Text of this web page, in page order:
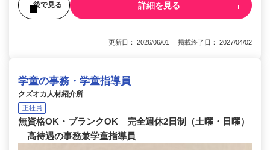
後で見る 詳細を見る
更新日： 2026/06/01 掲載終了日： 2027/04/02
学童の事務・学童指導員
クズオカ人材紹介所
正社員
無資格OK・ブランクOK 完全週休2日制（土曜・日曜）
高待遇の事務兼学童指導員